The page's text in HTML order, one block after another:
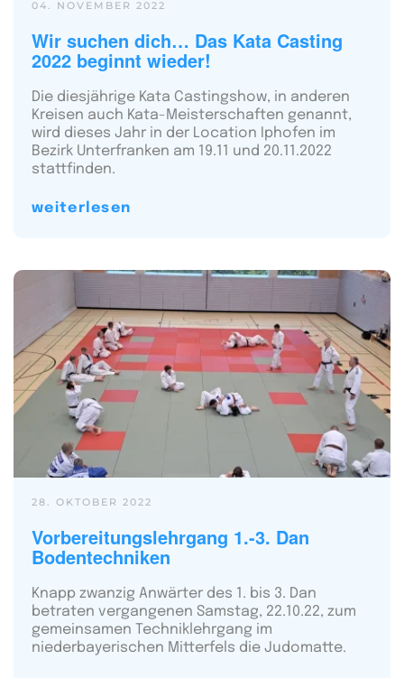
04. NOVEMBER 2022
Wir suchen dich… Das Kata Casting
2022 beginnt wieder!
Die diesjährige Kata Castingshow, in anderen
Kreisen auch Kata-Meisterschaften genannt,
wird dieses Jahr in der Location Iphofen im
Bezirk Unterfranken am 19.11 und 20.11.2022
stattfinden.
weiterlesen
28. OKTOBER 2022
Vorbereitungslehrgang 1.-3. Dan
Bodentechniken
Knapp zwanzig Anwärter des 1. bis 3. Dan
betraten vergangenen Samstag, 22.10.22, zum
gemeinsamen Techniklehrgang im
niederbayerischen Mitterfels die Judomatte.